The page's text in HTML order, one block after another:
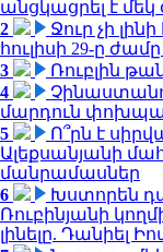
անցկացրել է մեկ
2
Ջուր չի
հուլիսի 29-ը ժամը
3
Ռուբլին
4
մարդուն
5
Ո՞րն է
Ալեքսանյանի
մանրամասներ
6
Խստորեն
Ռուբինյանի
լինելը. Դանիել